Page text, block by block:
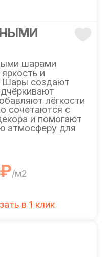
шарами
и
Шары создают
лёгкости
сочетаются с
и помогают
атмосферу для
/м2
в 1 клик